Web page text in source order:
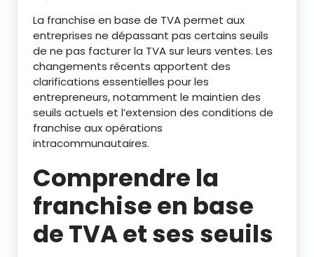
La franchise en base de TVA permet aux
entreprises ne dépassant pas certains seuils
de ne pas facturer la TVA sur leurs ventes. Les
changements récents apportent des
clarifications essentielles pour les
entrepreneurs, notamment le maintien des
seuils actuels et l’extension des conditions de
franchise aux opérations
intracommunautaires.
Comprendre la
franchise en base
de TVA et ses seuils